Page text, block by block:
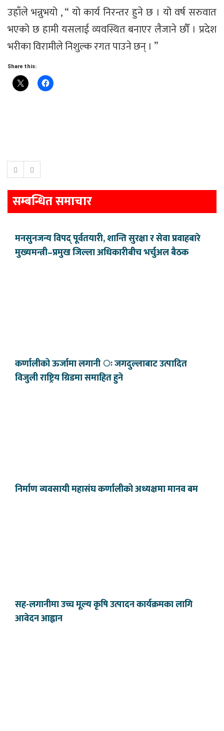
उहाँले भन्नुभयो , “ यो कार्य निरन्तर हुने छ । यो वर्ष सरुवात
भएको छ हामी यसलाई व्यवस्थित बनाएर लैजाने छौँ । प्रदेश
भरीका विरामीले निशुल्क रगत पाउने छन् । ”
Share this:
सम्बन्धित समाचार
मनसुनजन्य विपद् पूर्वतयारी, शान्ति सुरक्षा र सेवा प्रवाहबारे
मुख्यमन्त्री–प्रमुख जिल्ला अधिकारीबीच भर्चुअल बैठक
कर्णालीको ऊर्जामा लगानी ः जगदुल्लाबाट उत्पादित
विजुली राष्ट्रिय ग्रिडमा समाहित हुने
निर्माण व्यवसायी महासंघ कर्णालीको अध्यक्षमा मानव बम
सह-लगानीमा उच्च मूल्य कृषि उत्पादन कार्यक्रमका लागि
आवेदन आह्वान